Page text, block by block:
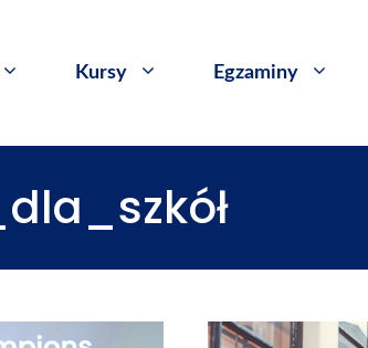
Kursy ​Egzaminy